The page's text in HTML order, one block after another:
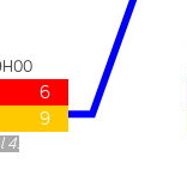
6
9
4.